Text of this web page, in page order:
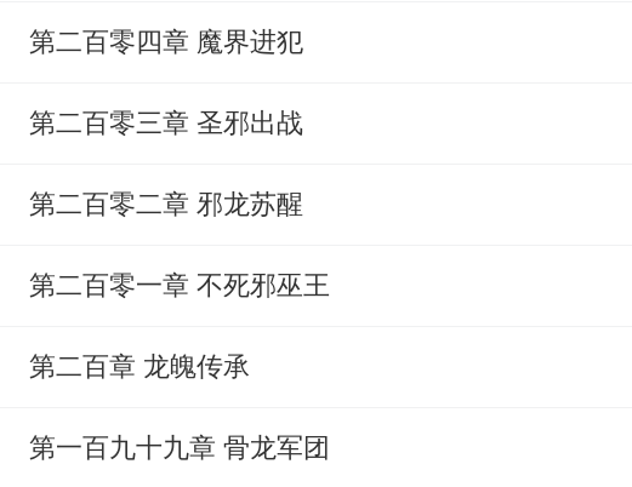
第二百零四章 魔界进犯
第二百零三章 圣邪出战
第二百零二章 邪龙苏醒
第二百零一章 不死邪巫王
第二百章 龙魄传承
第一百九十九章 骨龙军团